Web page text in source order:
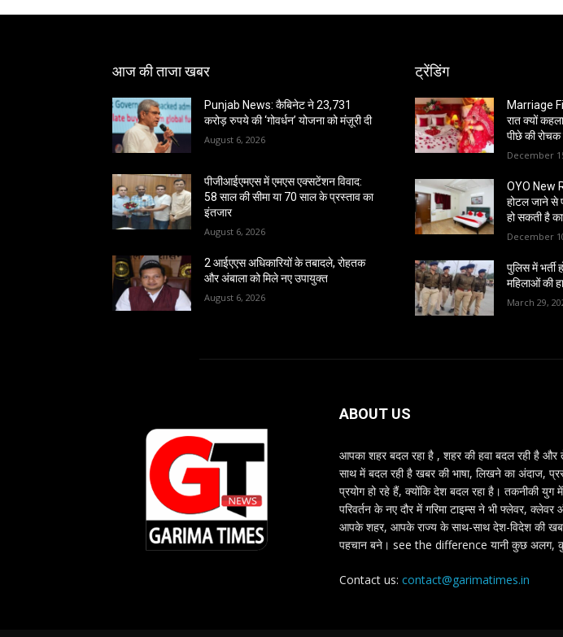
आज की ताजा खबर
Punjab News: कैबिनेट ने 23,731
करोड़ रुपये की ‘गोवर्धन’ योजना को मंज़ूरी दी
August 6, 2026
पीजीआईएमएस में एमएस एक्सटेंशन विवाद:
58 साल की सीमा या 70 साल के प्रस्ताव का
इंतजार
August 6, 2026
2 आईएएस अधिकारियों के तबादले, रोहतक
और अंबाला को मिले नए उपायुक्त
August 6, 2026
ट्रेंडिंग
Marriage
रात क्यों
पीछे की रोचक
December
OYO New
होटल जाने से
हो सकती है
December
पुलिस में भर्ती
महिलाओं की
March 29,
ABOUT US
आपका शहर बदल रहा है , शहर की हवा बदल रही है
साथ में बदल रही है खबर की भाषा, लिखने का अंदाज,
प्रयोग हो रहे हैं, क्योंकि देश बदल रहा है। तकनीकी युग में
परिवर्तन के नए दौर में गरिमा टाइम्स ने भी फ्लेवर,
आपके शहर, आपके राज्य के साथ-साथ देश-विदेश की
पहचान बने। see the difference यानी कुछ अलग,
Contact us: contact@garimatimes.in